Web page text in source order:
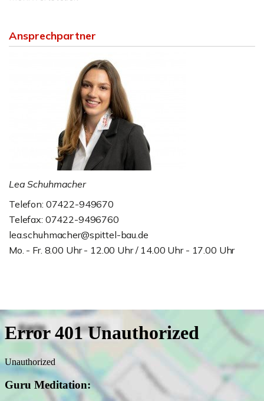
Ansprechpartner
Lea Schuhmacher
Telefon: 07422-949670
Telefax: 07422-9496760
lea.schuhmacher@spittel-bau.de
Mo. - Fr. 8.00 Uhr - 12.00 Uhr / 14.00 Uhr - 17.00 Uhr